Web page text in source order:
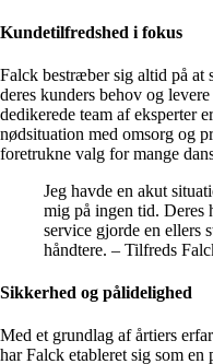
Kundetilfredshed i fokus
Falck bestræber sig altid på at
deres kunders behov og
dedikerede team af eksperter
nødsituation med omsorg og
foretrukne valg for mange
Jeg havde en akut
mig på ingen tid. Deres
service gjorde en ellers
håndtere. – Tilfreds
Sikkerhed og pålidelighed
Med et grundlag af årtiers
har Falck etableret sig som